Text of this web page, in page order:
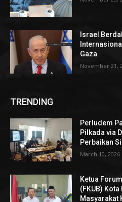
Israel
Gaza
November 21,
TRENDING
Perludem
Pilkada via
Perbaikan
March 10, 2026
Ketua
(FKUB)
Masyarakat